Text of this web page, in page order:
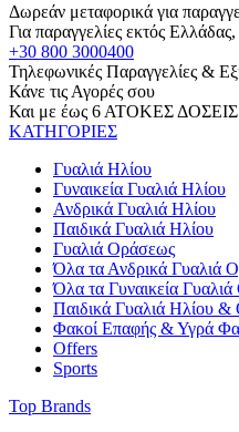
Δωρεάν μεταφορικά για
Για παραγγελίες εκτός
+30 800 3000400
Τηλεφωνικές Παραγγελίες &
Κάνε τις Αγορές σου
Και με έως 6 ΑΤΟΚΕΣ
ΚΑΤΗΓΟΡΙΕΣ
Γυαλιά Ηλίου
Γυναικεία Γυαλιά Ηλίου
Ανδρικά Γυαλιά Ηλίου
Παιδικά Γυαλιά Ηλίου
Γυαλιά Οράσεως
Όλα τα Ανδρικά Γυαλιά
Όλα τα Γυναικεία
Παιδικά Γυαλιά Ηλίου
Φακοί Επαφής & Υγρά
Offers
Sports
Top Brands